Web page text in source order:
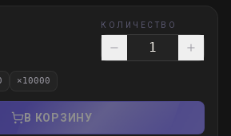
КОЛИЧЕСТВО
×10000
В КОРЗИНУ